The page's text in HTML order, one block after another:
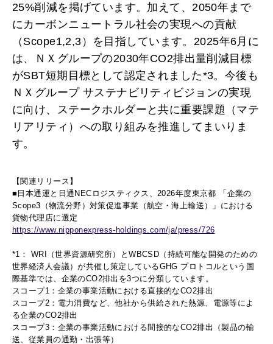
25%削減を掲げています。加えて、2050年まで
にカーボンニュートラル社会の実現への貢献
（Scope1,2,3）を目指しています。2025年6月に
は、ＮＸグループの2030年CO2排出量削減目標
がSBT短期目標として認定されました*3。今後も
ＮＸグループ サステナビリティビジョンの実現
に向け、ステークホルダーと共に重要課題（マテ
リアリティ）への取り組みを推進してまいりま
す。
【関連リリース】
■日本通運と日通NECロジスティクス、2026年度東京都 「企業の
Scope3（物流分野）対策促進事業（航空・海上輸送）」における
貨物代理店に選定
https://www.nipponexpress-holdings.com/ja/press/726
*1： WRI（世界資源研究所）とWBCSD（持続可能な開発のための
世界経済人会議）が共催し策定しているGHG プロトコルという国
際基準では、企業のCO2排出を3つに分類しています。
スコープ1：企業の事業活動における直接的なCO2排出
スコープ2：電力消費など、他社から供給された熱源、電源等によ
る企業のCO2排出
スコープ3：企業の事業活動における間接的なCO2排出（製品の輸
送、従業員の通勤・出張等）